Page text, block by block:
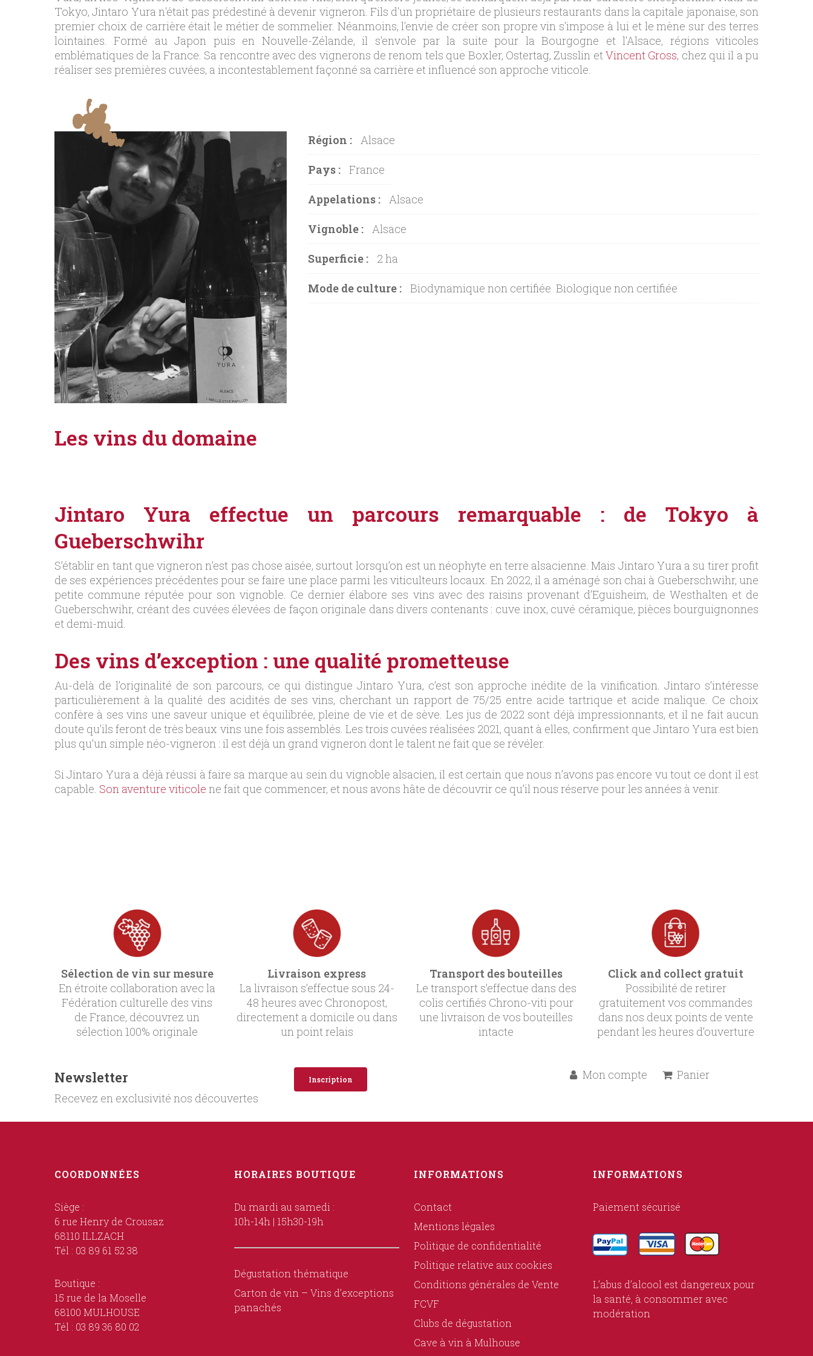
Tokyo, Jintaro Yura n'était pas prédestiné à devenir vigneron. Fils d'un propriétaire de plusieurs restaurants dans la capitale japonaise, son
premier choix de carrière était le métier de sommelier. Néanmoins, l'envie de créer son propre vin s'impose à lui et le mène sur des terres
lointaines. Formé au Japon puis en Nouvelle-Zélande, il s'envole par la suite pour la Bourgogne et l'Alsace, régions viticoles
emblématiques de la France. Sa rencontre avec des vignerons de renom tels que Boxler, Ostertag, Zusslin etVincent Gross, chez qui il a pu
réaliser ses premières cuvées, a incontestablement façonné sa carrière et influencé son approche viticole.
Région : Alsace
Pays : France
Appelations : Alsace
Vignoble : Alsace
Superficie : 2 ha
Mode de culture : Biodynamique non certifiée Biologique non certifiée
Les vins du domaine
Jintaro Yura effectue un parcours remarquable : de Tokyo à
Gueberschwihr
S’établir en tant que vigneron n’est pas chose aisée, surtout lorsqu’on est un néophyte en terre alsacienne. Mais Jintaro Yura a su tirer profit
de ses expériences précédentes pour se faire une place parmi les viticulteurs locaux. En 2022, il a aménagé son chai à Gueberschwihr, une
petite commune réputée pour son vignoble. Ce dernier élabore ses vins avec des raisins provenant d’Eguisheim, de Westhalten et de
Gueberschwihr, créant des cuvées élevées de façon originale dans divers contenants : cuve inox, cuvé céramique, pièces bourguignonnes
et demi-muid.
Des vins d’exception : une qualité prometteuse
Au-delà de l’originalité de son parcours, ce qui distingue Jintaro Yura, c’est son approche inédite de la vinification. Jintaro s’intéresse
particulièrement à la qualité des acidités de ses vins, cherchant un rapport de 75/25 entre acide tartrique et acide malique. Ce choix
confère à ses vins une saveur unique et équilibrée, pleine de vie et de sève. Les jus de 2022 sont déjà impressionnants, et il ne fait aucun
doute qu’ils feront de très beaux vins une fois assemblés. Les trois cuvées réalisées 2021, quant à elles, confirment que Jintaro Yura est bien
plus qu’un simple néo-vigneron : il est déjà un grand vigneron dont le talent ne fait que se révéler.
Si Jintaro Yura a déjà réussi à faire sa marque au sein du vignoble alsacien, il est certain que nous n’avons pas encore vu tout ce dont il est
capable. Son aventure viticole ne fait que commencer, et nous avons hâte de découvrir ce qu’il nous réserve pour les années à venir.
Sélection de vin sur mesure
En étroite collaboration avec la
Fédération culturelle des vins
de France, découvrez un
sélection 100% originale
Livraison express
La livraison s’effectue sous 24-
48 heures avec Chronopost,
directement a domicile ou dans
un point relais
Transport des bouteilles
Le transport s’effectue dans des
colis certifiés Chrono-viti pour
une livraison de vos bouteilles
intacte
Click and collect gratuit
Possibilité de retirer
gratuitement vos commandes
dans nos deux points de vente
pendant les heures d’ouverture
Newsletter
Recevez en exclusivité nos découvertes
Inscription Mon compte Panier
COORDONNÉES
Siège :
6 rue Henry de Crousaz
68110 ILLZACH
Tél : 03 89 61 52 38
Boutique :
15 rue de la Moselle
68100 MULHOUSE
Tél : 03 89 36 80 02
HORAIRES BOUTIQUE
Du mardi au samedi :
10h-14h | 15h30-19h
Dégustation thématique
Carton de vin – Vins d’exceptions
panachés
INFORMATIONS
Contact
Mentions légales
Politique de confidentialité
Politique relative aux cookies
Conditions générales de Vente
FCVF
Clubs de dégustation
Cave à vin à Mulhouse
INFORMATIONS
Paiement sécurisé
L’abus d’alcool est dangereux pour
la santé, à consommer avec
modération